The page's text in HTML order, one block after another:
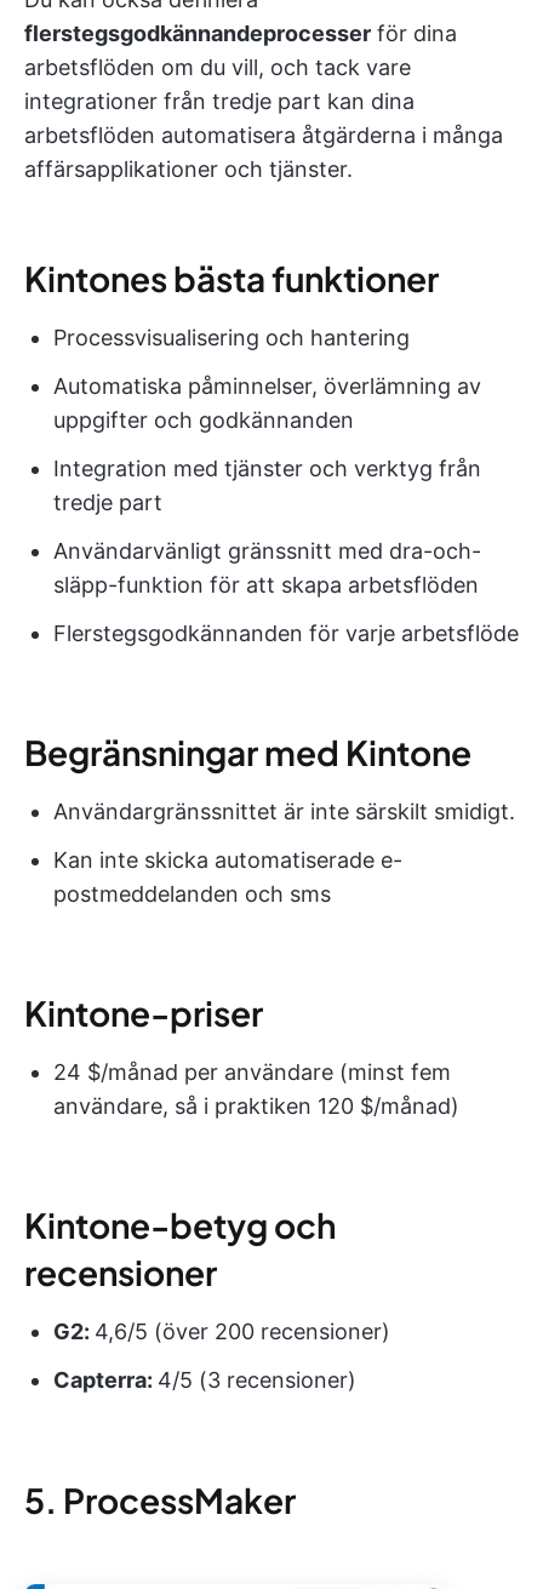
flerstegsgodkännandeprocesser för dina
arbetsflöden om du vill, och tack vare
integrationer från tredje part kan dina
arbetsflöden automatisera åtgärderna i många
affärsapplikationer och tjänster.
Kintones bästa funktioner
Processvisualisering och hantering
Automatiska påminnelser, överlämning av
uppgifter och godkännanden
Integration med tjänster och verktyg från
tredje part
Användarvänligt gränssnitt med dra-och-
släpp-funktion för att skapa arbetsflöden
Flerstegsgodkännanden för varje arbetsflöde
Begränsningar med Kintone
Användargränssnittet är inte särskilt smidigt.
Kan inte skicka automatiserade e-
postmeddelanden och sms
Kintone-priser
24 $/månad per användare (minst fem
användare, så i praktiken 120 $/månad)
Kintone-betyg och
recensioner
G2: 4,6/5 (över 200 recensioner)
Capterra: 4/5 (3 recensioner)
5. ProcessMaker